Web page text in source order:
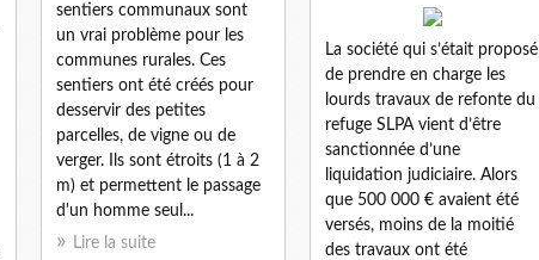
sentiers communaux sont
un vrai problème pour les
communes rurales. Ces
sentiers ont été créés pour
desservir des petites
parcelles, de vigne ou de
verger. Ils sont étroits (1 à 2
m) et permettent le passage
d'un homme seul...
Lire la suite
La société qui s’était proposé
de prendre en charge les
lourds travaux de refonte du
refuge SLPA vient d’être
sanctionnée d’une
liquidation judiciaire. Alors
que 500 000 € avaient été
versés, moins de la moitié
des travaux ont été